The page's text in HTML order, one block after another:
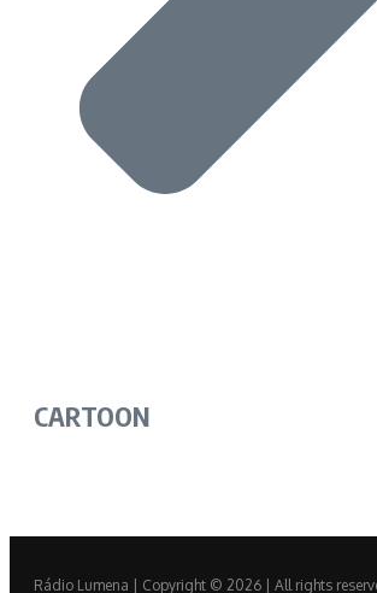
CARTOON
Rádio Lumena | Copyright © 2026 | All rights